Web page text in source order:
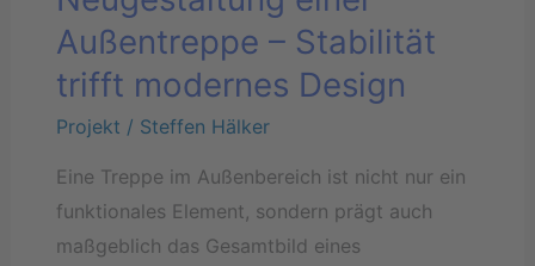
Außentreppe – Stabilität
trifft modernes Design
Projekt / Steffen Hälker
Eine Treppe im Außenbereich ist nicht nur ein
funktionales Element, sondern prägt auch
maßgeblich das Gesamtbild eines
trifft
modernes
Design